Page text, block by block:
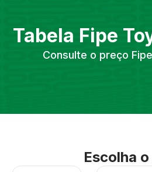
Tabela Fipe
Consulte o preço
Escolha